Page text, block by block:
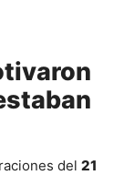
del 21